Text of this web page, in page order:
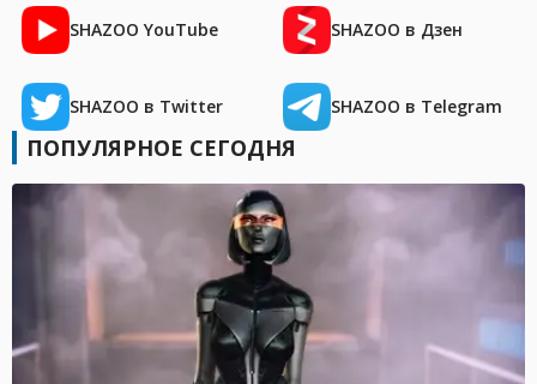
SHAZOO YouTube SHAZOO в Дзен
SHAZOO в Twitter SHAZOO в Telegram
ПОПУЛЯРНОЕ СЕГОДНЯ